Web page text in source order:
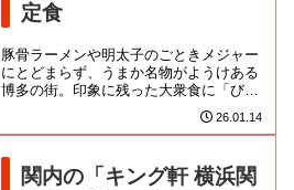
定食
豚骨ラーメンや明太子のごときメジャー
にとどまらず、うまか名物がようけある
博多の街。印象に残った大衆食に「びっ
くり亭」をルーツとする ”鉄板焼肉” があ
26.01.14
関内の「キング軒 横浜関